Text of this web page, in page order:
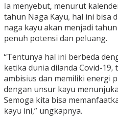
Ia menyebut, menurut
tahun Naga Kayu, hal ini bisa
naga kayu akan menjadi
penuh potensi dan peluang.
“Tentunya hal ini berbeda
ketika dunia dilanda Covid-
ambisius dan memiliki energi
dengan unsur kayu
Semoga kita bisa
kayu ini,” ungkapnya.